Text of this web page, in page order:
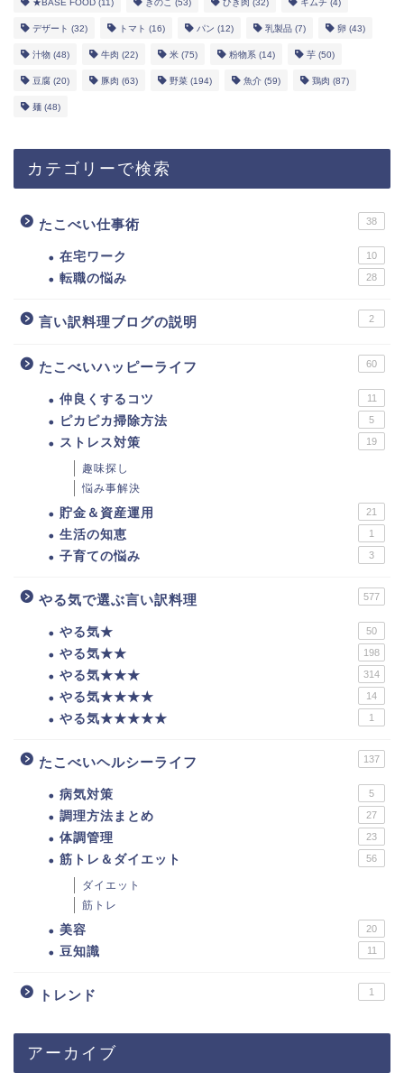
★BASE FOOD (11) きのこ (53) ひき肉 (32) キムチ (4)
デザート (32) トマト (16) パン (12) 乳製品 (7) 卵 (43)
汁物 (48) 牛肉 (22) 米 (75) 粉物系 (14) 芋 (50)
豆腐 (20) 豚肉 (63) 野菜 (194) 魚介 (59) 鶏肉 (87)
麺 (48)
カテゴリーで検索
たこべい仕事術 38
在宅ワーク 10
転職の悩み 28
言い訳料理ブログの説明 2
たこべいハッピーライフ 60
仲良くするコツ 11
ピカピカ掃除方法 5
ストレス対策 19
趣味探し
悩み事解決
貯金＆資産運用 21
生活の知恵 1
子育ての悩み 3
やる気で選ぶ言い訳料理 577
やる気★ 50
やる気★★ 198
やる気★★★ 314
やる気★★★★ 14
やる気★★★★★ 1
たこべいヘルシーライフ 137
病気対策 5
調理方法まとめ 27
体調管理 23
筋トレ＆ダイエット 56
ダイエット
筋トレ
美容 20
豆知識 11
トレンド 1
アーカイブ